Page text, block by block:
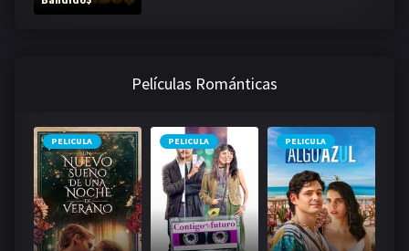
Películas Románticas
PELICULA PELICULA PELICULA